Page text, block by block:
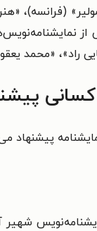
از
راد»، «محمد
کسانی
پیشنهاد